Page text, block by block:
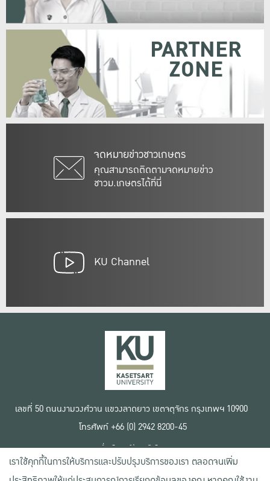
จดหมายข่าวชาวเกษตร
คุณสามารถติดตามจดหมายข่าว
ชาวม.เกษตรได้ที่นี่
PARTNER
ZONE
KU Channel
เลขที่ 50 ถนนงามวงศ์วาน แขวงลาดยาว เขตจตุจักร กรุงเทพฯ 10900
โทรศัพท์ +66 (0) 2942 8200-45
เงื่อนไขการใช้งานเว็บไซต์
ข้อตกลงด้านสิทธิ์ใช้งาน
นโยบายความเป็นส่วนตัว
เราใช้คุกกี้ในการให้บริการและปรับปรุงบริการของเรา ตลอดจนเพิ่ม